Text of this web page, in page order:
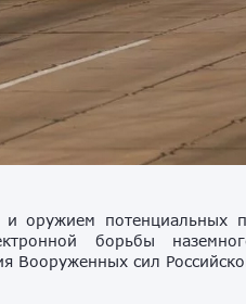
оружием потенциальных
борьбы
Вооруженных сил